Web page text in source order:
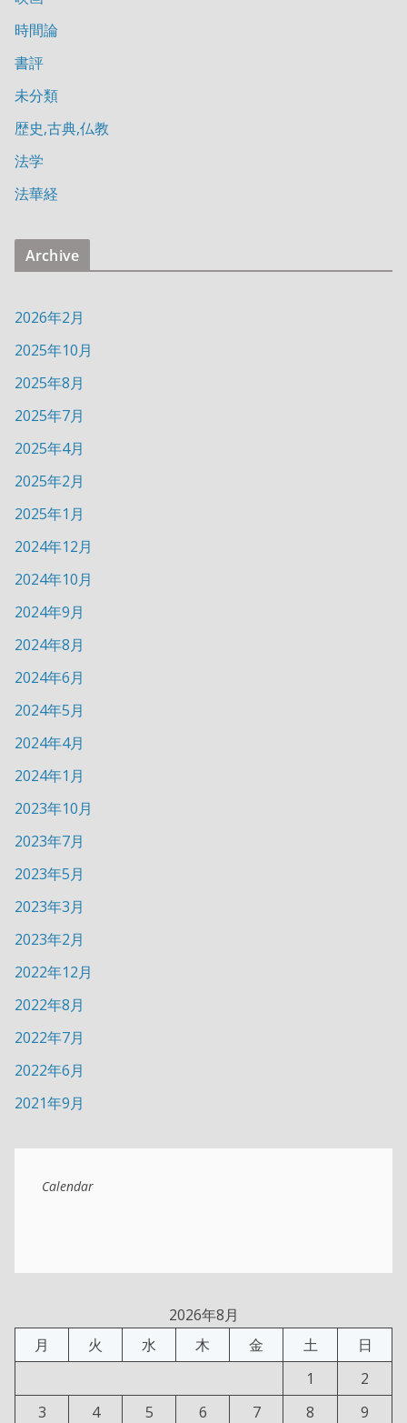
時間論
書評
未分類
歴史,古典,仏教
法学
法華経
Archive
2026年2月
2025年10月
2025年8月
2025年7月
2025年4月
2025年2月
2025年1月
2024年12月
2024年10月
2024年9月
2024年8月
2024年6月
2024年5月
2024年4月
2024年1月
2023年10月
2023年7月
2023年5月
2023年3月
2023年2月
2022年12月
2022年8月
2022年7月
2022年6月
2021年9月
Calendar
2026年8月
月
火 水 木 金 土
日
1
2
3
4 5 6 7 8
9